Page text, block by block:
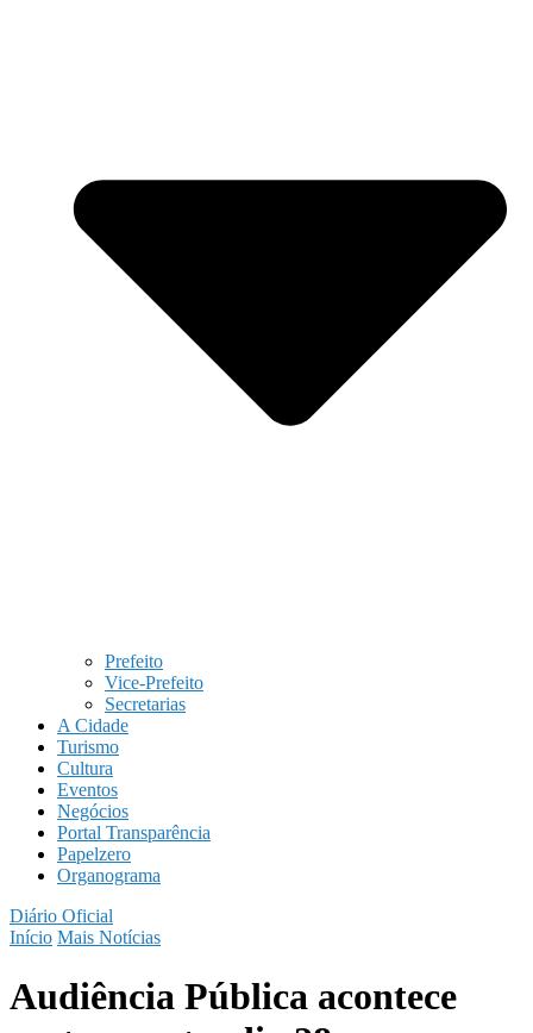
Prefeito
Vice-Prefeito
Secretarias
A Cidade
Turismo
Cultura
Eventos
Negócios
Portal Transparência
Papelzero
Organograma
Diário Oficial
Início Mais Notícias
Audiência Pública acontece